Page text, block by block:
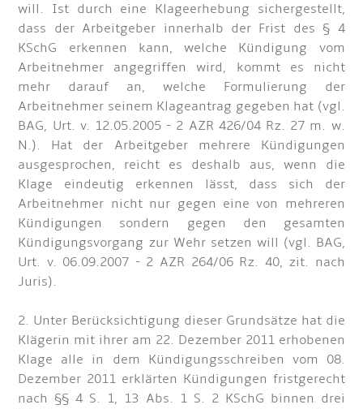
will. Ist durch eine Klageerhebung sichergestellt,
dass der Arbeitgeber innerhalb der Frist des § 4
KSchG erkennen kann, welche Kündigung vom
Arbeitnehmer angegriffen wird, kommt es nicht
mehr darauf an, welche Formulierung der
Arbeitnehmer seinem Klageantrag gegeben hat (vgl.
BAG, Urt. v. 12.05.2005 - 2 AZR 426/04 Rz. 27 m. w.
N.). Hat der Arbeitgeber mehrere Kündigungen
ausgesprochen, reicht es deshalb aus, wenn die
Klage eindeutig erkennen lässt, dass sich der
Arbeitnehmer nicht nur gegen eine von mehreren
Kündigungen sondern gegen den gesamten
Kündigungsvorgang zur Wehr setzen will (vgl. BAG,
Urt. v. 06.09.2007 - 2 AZR 264/06 Rz. 40, zit. nach
Juris).
2. Unter Berücksichtigung dieser Grundsätze hat die
Klägerin mit ihrer am 22. Dezember 2011 erhobenen
Klage alle in dem Kündigungsschreiben vom 08.
Dezember 2011 erklärten Kündigungen fristgerecht
nach §§ 4 S. 1, 13 Abs. 1 S. 2 KSchG binnen drei